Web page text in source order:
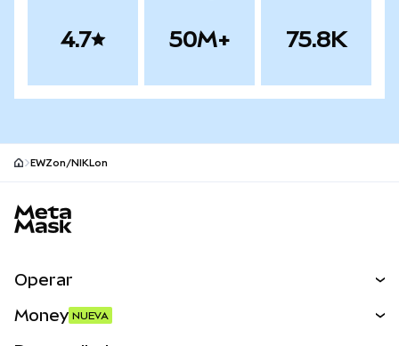
4.7 50M+ 75.8K
EWZon/NIKLon
Operar
Money NUEVA